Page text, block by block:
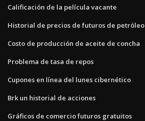
Calificación de la película vacante
Historial de precios de futuros de petróleo
Costo de producción de aceite de concha
Problema de tasa de repos
Cupones en línea del lunes cibernético
Brk un historial de acciones
Gráficos de comercio futuros gratuitos